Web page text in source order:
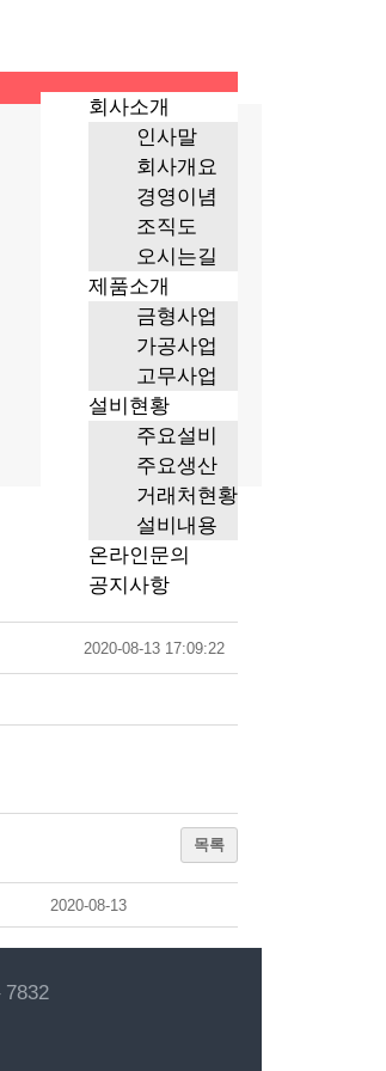
회사소개
인사말
회사개요
경영이념
조직도
오시는길
제품소개
금형사업
가공사업
고무사업
설비현황
주요설비
주요생산
거래처현황
설비내용
온라인문의
공지사항
2020-08-13 17:09:22
목록
2020-08-13